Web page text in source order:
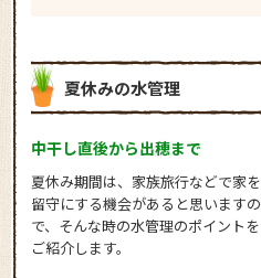
夏休みの水管理
中干し直後から出穂まで
夏休み期間は、家族旅行などで家を
留守にする機会があると思いますの
で、そんな時の水管理のポイントを
ご紹介します。